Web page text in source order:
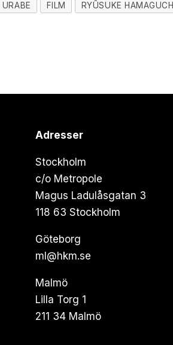
FILM RYÛSUKE HAMAGUCHI
Adresser
Stockholm
c/o Metropole
Magus Ladulåsgatan 3
118 63 Stockholm
Göteborg
ml@hkm.se
Malmö
Lilla Torg 1
211 34 Malmö